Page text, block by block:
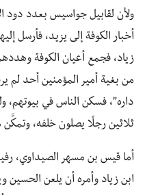
ولأن لقابيل جواسيس بعدد دود
أخبار الكوفة إلى يزيد، فأرسل
زياد، فجمع أعيان الكوفة
من بغية أمير المؤمنين أحد لم
داره”، فسكن الناس في
ثلاثين رجلًا يصلون خلفه، وتمكَّن
أما قيس بن مسهر الصيداوي،
ابن زياد وأمره أن يلعن